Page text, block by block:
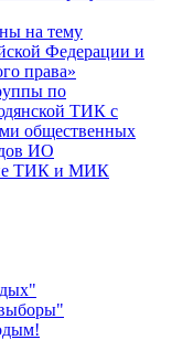
на тему
Федерации и
права»
по
ТИК с
общественных
ИО
ТИК и МИК